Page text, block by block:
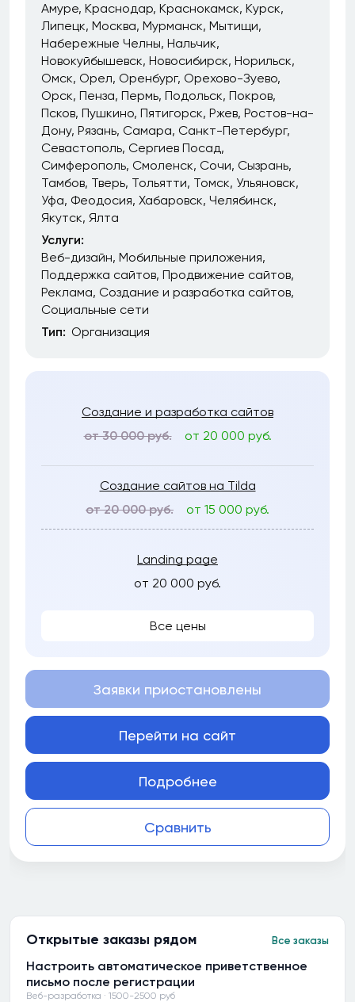
Амуре Краснодар Краснокамск Курск
Липецк Москва Мурманск Мытищи
Набережные Челны Нальчик
Новокуйбышевск Новосибирск Норильск
Омск Орел Оренбург Орехово-Зуево
Орск Пенза Пермь Подольск Покров
Псков Пушкино Пятигорск Ржев Ростов-на-
Дону Рязань Самара Санкт-Петербург
Севастополь Сергиев Посад
Симферополь Смоленск Сочи Сызрань
Тамбов Тверь Тольятти Томск Ульяновск
Уфа Феодосия Хабаровск Челябинск
Якутск Ялта
Услуги:
Веб-дизайн Мобильные приложения
Поддержка сайтов Продвижение сайтов
Реклама Создание и разработка сайтов
Социальные сети
Тип: Организация
Создание и разработка сайтов
от 30 000 руб.
от 20 000 руб.
Создание сайтов на Tilda
от 20 000 руб.
от 15 000 руб.
Landing page
от 20 000 руб.
Все цены
Сравнить
Заявки приостановлены
Перейти на сайт
Подробнее
Открытые заказы рядом Все заказы
Настроить автоматическое приветственное
письмо после регистрации
Веб-разработка · 1500-2500 руб